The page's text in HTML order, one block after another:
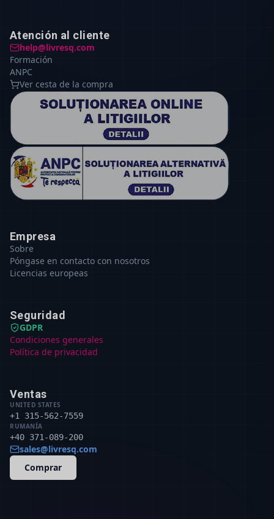
Atención al cliente
help@livresq.com
Formación
ANPC
Ver cesta de la compra
Empresa
Sobre
Póngase en contacto con nosotros
Licencias europeas
Seguridad
GDPR
Condiciones generales
Política de privacidad
Ventas
UNITED STATES
+1 315-562-7559
RUMANÍA
+40 371-089-200
sales@livresq.com
Comprar